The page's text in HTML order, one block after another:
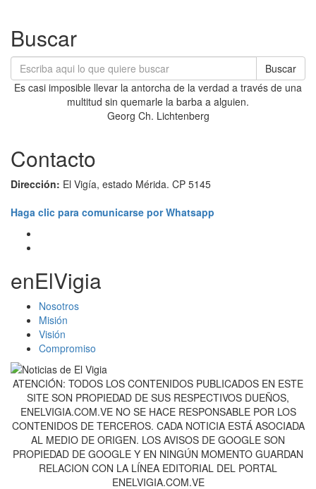
Buscar
Buscar
Es casi imposible llevar la antorcha de la verdad a través de una
multitud sin quemarle la barba a alguien.
Georg Ch. Lichtenberg
Contacto
Dirección: El Vigía, estado Mérida. CP 5145
Haga clic para comunicarse por Whatsapp
enElVigia
Nosotros
Misión
Visión
Compromiso
ATENCIÓN: TODOS LOS CONTENIDOS PUBLICADOS EN ESTE
SITE SON PROPIEDAD DE SUS RESPECTIVOS DUEÑOS,
ENELVIGIA.COM.VE NO SE HACE RESPONSABLE POR LOS
CONTENIDOS DE TERCEROS. CADA NOTICIA ESTÁ ASOCIADA
AL MEDIO DE ORIGEN. LOS AVISOS DE GOOGLE SON
PROPIEDAD DE GOOGLE Y EN NINGÚN MOMENTO GUARDAN
RELACION CON LA LÍNEA EDITORIAL DEL PORTAL
ENELVIGIA.COM.VE